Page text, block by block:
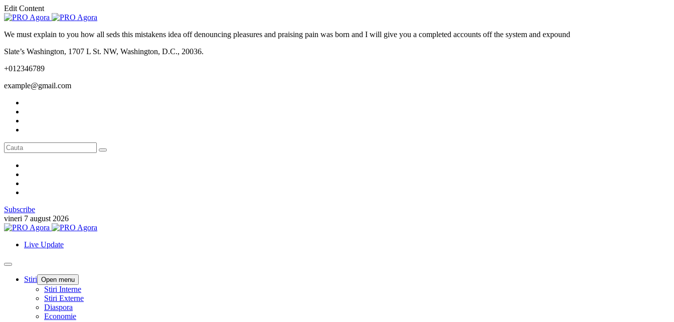
Edit Content
We must explain to you how all seds this mistakens idea off denouncing pleasures and praising pain was born and I will give you a completed accounts off the system and expound
Slate’s Washington, 1707 L St. NW, Washington, D.C., 20036.
+012346789
example@gmail.com
Subscribe
vineri 7 august 2026
Live Update
Stiri Open menu
Stiri Interne
Stiri Externe
Diaspora
Economie